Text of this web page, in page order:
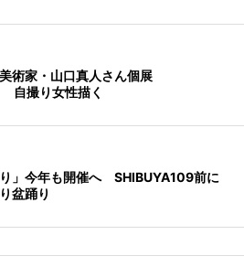
術家・山口真人さん個展
自撮り女性描く
り」今年も開催へ SHIBUYA109前に
盆踊り